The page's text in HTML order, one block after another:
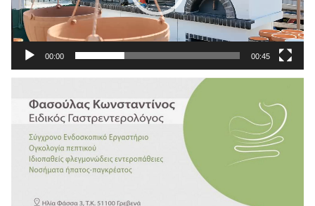
00:00 00:45